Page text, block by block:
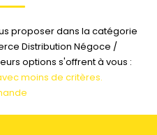
proposer dans la catégorie
Distribution Négoce /
options s'offrent à vous :
moins de critères.